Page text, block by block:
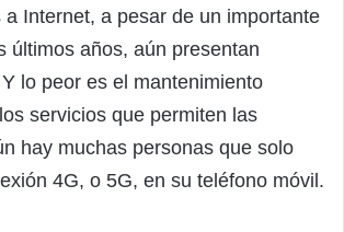
a Internet, a pesar de un importante
últimos años, aún presentan
lo peor es el mantenimiento
servicios que permiten las
hay muchas personas que solo
4G, o 5G, en su teléfono móvil.